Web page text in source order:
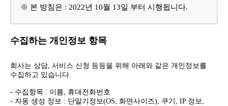
※ 본 방침은 : 2022년 10월 13일 부터 시행됩니다.
수집하는 개인정보 항목
회사는 상담, 서비스 신청 등등을 위해 아래와 같은 개인정보를
수집하고 있습니다.
- 수집항목 : 이름, 휴대전화번호
- 자동 생성 정보 : 단말기정보(OS, 화면사이즈), 쿠기, IP 정보,